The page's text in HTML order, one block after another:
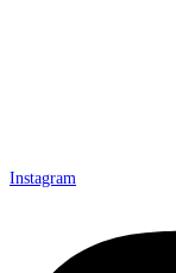
Instagram